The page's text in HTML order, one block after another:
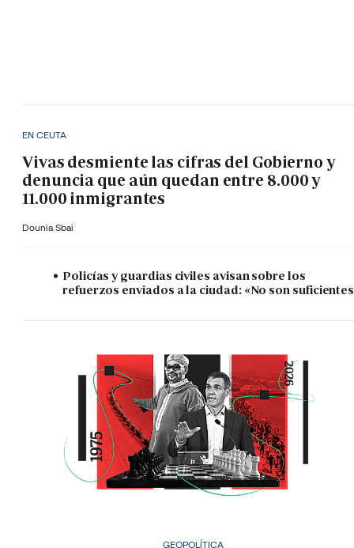
EN CEUTA
Vivas desmiente las cifras del Gobierno y
denuncia que aún quedan entre 8.000 y
11.000 inmigrantes
Dounia Sbai
Policías y guardias civiles avisan sobre los
refuerzos enviados a la ciudad: «No son
GEOPOLÍTICA